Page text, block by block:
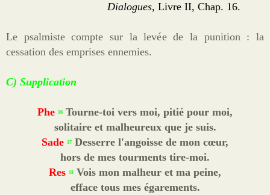
Dialogues, Livre II, Chap. 16.
Le psalmiste compte sur la levée de la punition : la
cessation des emprises ennemies.
C) Supplication
Phe 16 Tourne-toi vers moi, pitié pour moi,
solitaire et malheureux que je suis.
Sade 17 Desserre l'angoisse de mon cœur,
hors de mes tourments tire-moi.
Res 18 Vois mon malheur et ma peine,
efface tous mes égarements.